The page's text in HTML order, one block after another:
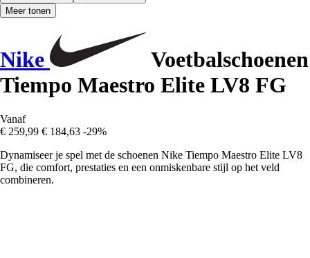
Meer tonen
Nike
Voetbalschoenen
Tiempo Maestro Elite LV8 FG
Vanaf
€ 259,99 € 184,63 -29%
Dynamiseer je spel met de schoenen Nike Tiempo Maestro Elite LV8
FG, die comfort, prestaties en een onmiskenbare stijl op het veld
combineren.